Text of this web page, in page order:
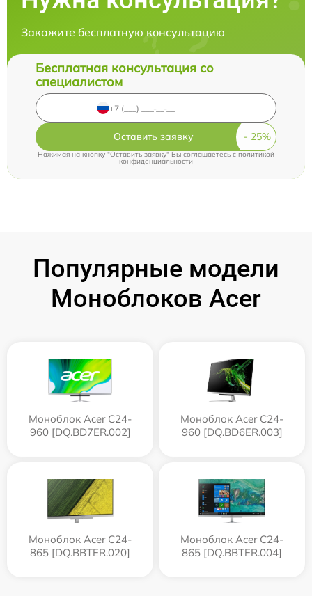
Закажите бесплатную консультацию
Бесплатная консультация со
специалистом
Оставить заявку
Нажимая на кнопку "Оставить заявку" Вы соглашаетесь cполитикой
конфиденциальности
Популярные модели
Моноблоков Acer
Моноблок Acer C24-
960 [DQ.BD7ER.002]
Моноблок Acer C24-
960 [DQ.BD6ER.003]
Моноблок Acer C24-
865 [DQ.BBTER.020]
Моноблок Acer C24-
865 [DQ.BBTER.004]